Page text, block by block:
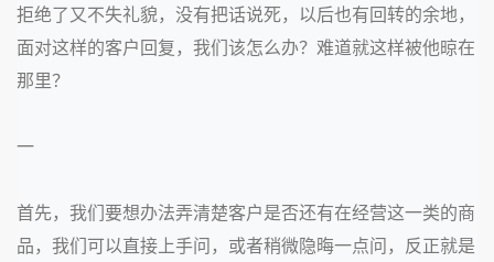
拒绝了又不失礼貌，没有把话说死，以后也有回转的余地，
面对这样的客户回复，我们该怎么办？难道就这样被他晾在
那里？
一
首先，我们要想办法弄清楚客户是否还有在经营这一类的商
品，我们可以直接上手问，或者稍微隐晦一点问，反正就是